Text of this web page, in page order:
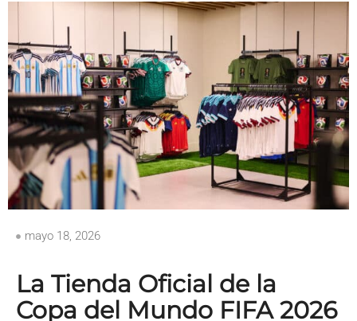
mayo 18, 2026
La Tienda Oficial de la
Copa del Mundo FIFA 2026